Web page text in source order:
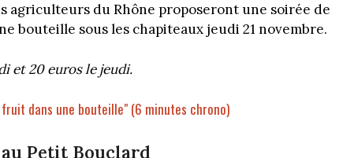
agriculteurs du Rhône proposeront une soirée de
bouteille sous les chapiteaux jeudi 21 novembre.
et 20 euros le jeudi.
dans une bouteille" (6 minutes chrono)
Petit Bouclard